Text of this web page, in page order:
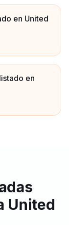
en United
en
United